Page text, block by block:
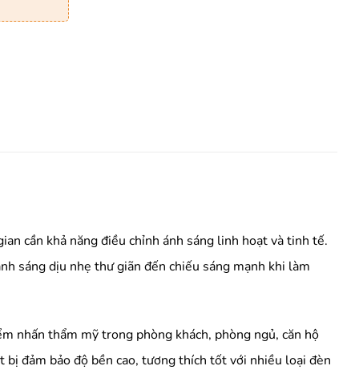
cần khả năng điều chỉnh ánh sáng linh hoạt và tinh tế.
sáng dịu nhẹ thư giãn đến chiếu sáng mạnh khi làm
nhấn thẩm mỹ trong phòng khách, phòng ngủ, căn hộ
bị đảm bảo độ bền cao, tương thích tốt với nhiều loại đèn